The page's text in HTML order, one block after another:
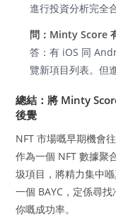
進行投資分析完全
問：Minty Score
答：有 iOS 同
覽新項目列表。但
總結：將 Minty
後覺
NFT 市場嘅早期機會
作為一個 NFT 數據聚
圾項目，將精力集中
一個 BAYC，定係尋
你嘅成功率。